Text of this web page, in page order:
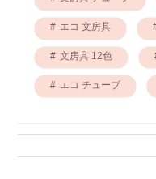
エコ 文房具
文房具 12色
エコ チューブ